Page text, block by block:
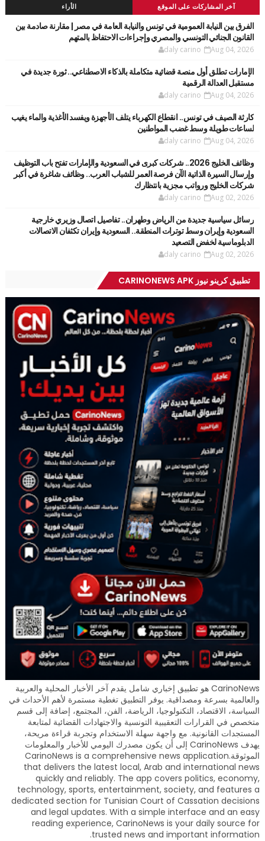
آخر المشاركات على الموقع الأراء
الفرق بين النيابة العمومية في تونس والنيابة العامة في مصر | مقارنة صادمة بين
القانون الجنائي التونسي والمصري وإجراءات الاحتفاظ بالمتهم
daly carino Aug 04, 2026
الإمارات تطلق أول منصة قضائية متكاملة بالذكاء الاصطناعي.. ثورة جديدة في
مستقبل العدالة الرقمية
daly carino Aug 04, 2026
كارثة الصيف في تونس.. انقطاع الكهرباء يتلف الأجهزة ويفسد الأغذية والماء يغيب
لساعات طويلة وسط غضب المواطنين
daly carino Aug 04, 2026
وظائف الخليج 2026.. شركات كبرى في السعودية والإمارات تفتح باب التوظيف
وإرسال السيرة الذاتية الآن فرصة العمر للشباب العرب.. وظائف شاغرة في أكبر
شركات الخليج ورواتب مجزية بانتظارك
daly carino Aug 02, 2026
رسائل سياسية جديدة من الرياض وطهران.. تفاصيل اتصال وزيري خارجية
السعودية وإيران وسط توترات المنطقة.. السعودية وإيران تكثفان الاتصالات
الدبلوماسية لخفض التصعيد
daly carino Aug 02, 2026
تطبيق كرينو نيوز CARINONEWS APK
CarinoNews هو تطبيق إخباري شامل يقدم آخر الأخبار المحلية والعربية
والعالمية بسرعة ومصداقية. يوفر التطبيق تغطية مستمرة لأهم الأحداث في
السياسة، الاقتصاد، التكنولوجيا، الرياضة، الفن، المجتمع، إضافة إلى قسم
متخصص في القرارات التعقيبية التونسية والاجتهادات القضائية لمتابعة
المستجدات القانونية. مع واجهة سهلة الاستخدام وتجربة قراءة مريحة،
يهدف CarinoNews إلى أن يكون مصدرك اليومي للأخبار والمعلومات
الموثوقة.CarinoNews is a comprehensive news application
that delivers the latest local, Arab and international news
quickly and reliably. The app covers politics, economy,
technology, sports, entertainment, society, and features a
dedicated section for Tunisian Court of Cassation decisions
and legal updates. With a simple interface and an easy
reading experience, CarinoNews is your daily source for
trusted news and important information.